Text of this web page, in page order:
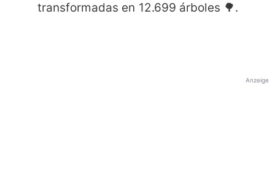
transformadas en 12.699 árboles 🌳.
Anzeige